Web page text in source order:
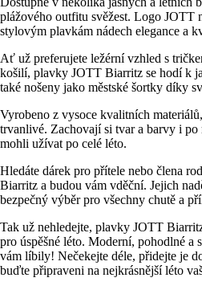
plážového outfitu svěžest. Logo JOTT
stylovým plavkám nádech elegance a
Ať už preferujete ležérní vzhled s
košilí, plavky JOTT Biarritz se hodí k
také nošeny jako městské šortky díky
Vyrobeno z vysoce kvalitních
trvanlivé. Zachovají si tvar a barvy i po
mohli užívat po celé léto.
Hledáte dárek pro přítele nebo člena
Biarritz a budou vám vděční. Jejich
bezpečný výběr pro všechny chutě a
Tak už nehledejte, plavky JOTT
pro úspěšné léto. Moderní, pohodlné a
vám líbily! Nečekejte déle, přidejte je
buďte připraveni na nejkrásnější léto